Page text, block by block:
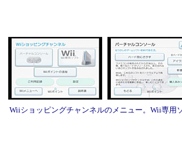
Wiiショッピングチャンネルのメニュー。Wii専用